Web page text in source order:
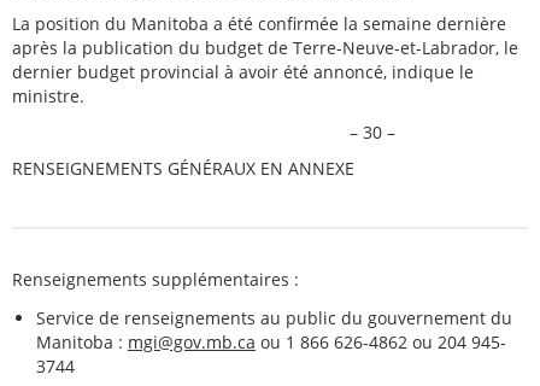
La position du Manitoba a été confirmée la semaine dernière
après la publication du budget de Terre-Neuve-et-Labrador, le
dernier budget provincial à avoir été annoncé, indique le
ministre.
– 30 –
RENSEIGNEMENTS GÉNÉRAUX EN ANNEXE
Renseignements supplémentaires :
Service de renseignements au public du gouvernement du
Manitoba : mgi@gov.mb.ca ou 1 866 626-4862 ou 204 945-
3744